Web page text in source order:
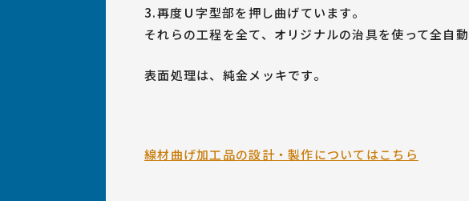
3.再度Ｕ字型部を押し曲げています。
それらの工程を全て、オリジナルの治具を使って全自動
表面処理は、純金メッキです。
線材曲げ加工品の設計・製作についてはこちら